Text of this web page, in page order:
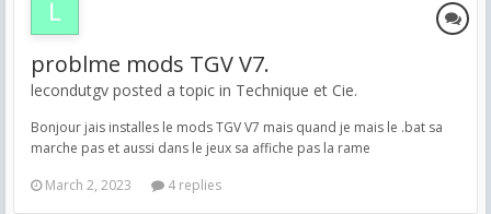
problme mods TGV V7.
lecondutgv posted a topic in Technique et Cie.
Bonjour jais installes le mods TGV V7 mais quand je mais le .bat sa
marche pas et aussi dans le jeux sa affiche pas la rame
March 2, 2023
4 replies